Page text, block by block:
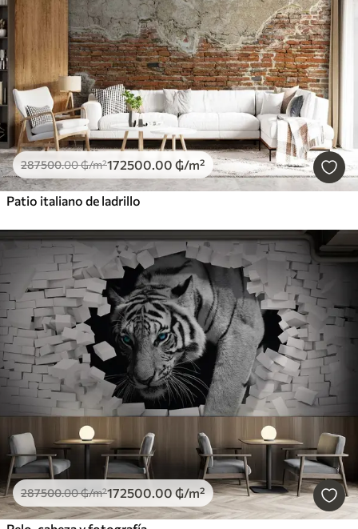
287500.00₲/m²172500.00 ₲/m²
Patio italiano de ladrillo
287500.00₲/m²172500 .00 ₲/m²